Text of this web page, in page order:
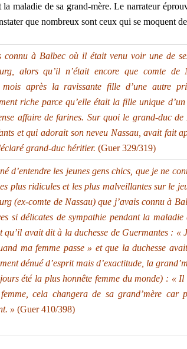
la maladie de sa grand-mère. Le narrateur
que nombreux sont ceux qui se moquent
connu à Balbec où il était venu voir une de
, alors qu’il n’était encore que comte de
mois après la ravissante fille d’une autre
riche parce qu’elle était la fille unique
affaire de farines. Sur quoi le grand-duc de
et qui adorait son neveu Nassau, avait fait
grand-duc héritier. (Guer 329/319)
d’entendre les jeunes gens chics, que je ne
plus ridicules et les plus malveillantes sur le
(ex-comte de Nassau) que j’avais connu à
si délicates de sympathie pendant la
qu’il avait dit à laduchesse de Guermantes : «
ma femme passe » et que la duchesse
dénué d’esprit mais d’exactitude, la
été la plus honnête femme du monde) : « Il
cela changera de sa grand’mère car
» (Guer 410/398)